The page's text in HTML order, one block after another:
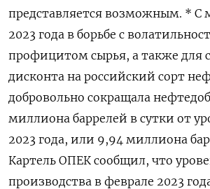
представляется возможным. * С
2023 года в борьбе с
профицитом сырья, а также для
дисконта на российский сорт
добровольно сокращала
миллиона баррелей в сутки от
2023 года, или 9,94 миллиона
Картель ОПЕК сообщил, что
производства в феврале 2023